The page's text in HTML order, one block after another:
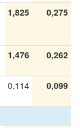
1,825 0,275
1,476 0,262
0,114 0,099